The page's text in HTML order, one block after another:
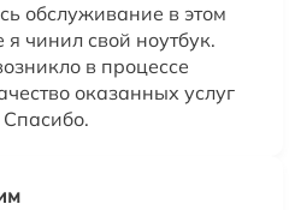
обслуживание в этом
я чинил свой ноутбук.
в процессе
оказанных услуг
Спасибо.